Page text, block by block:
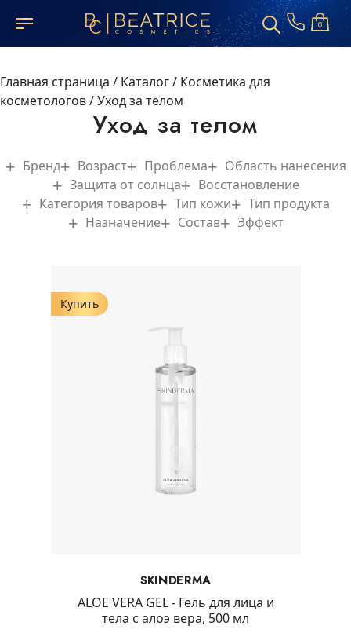
0
Главная страница / Каталог/ Косметика для
косметологов/Уход за телом
Уход за телом
Бренд Возраст Проблема
Область нанесения
Защита от солнца
Восстановление
Категория товаров
Тип кожи
Тип продукта
Назначение
Состав Эффект
Купить
SKINDERMA
ALOE VERA GEL - Гель для лица и
тела с алоэ вера, 500 мл